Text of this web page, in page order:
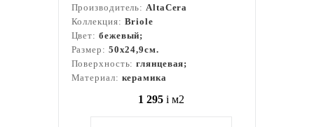
Производитель:AltaCera
Коллекция: Briole
Цвет: бежевый;
Размер: 50x24,9см.
Поверхность:глянцевая;
Материал: керамика
1 295 i м2